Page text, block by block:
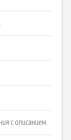
с описанием.